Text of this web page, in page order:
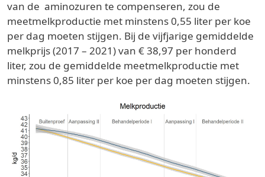
van de aminozuren te compenseren, zou de
meetmelkproductie met minstens 0,55 liter per koe
per dag moeten stijgen. Bij de vijfjarige gemiddelde
melkprijs (2017 – 2021) van € 38,97 per honderd
liter, zou de gemiddelde meetmelkproductie met
minstens 0,85 liter per koe per dag moeten stijgen.